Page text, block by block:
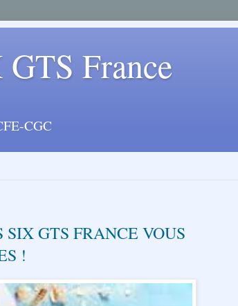
France
CGC
GTS FRANCE VOUS
!